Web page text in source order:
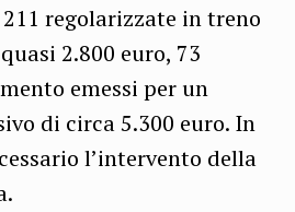
regolarizzate in treno
2.800 euro, 73
emessi per un
di circa 5.300 euro. In
l’intervento della